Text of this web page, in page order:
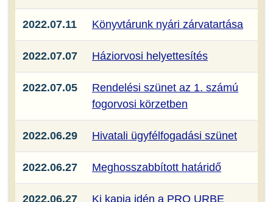
2022.07.11 Könyvtárunk nyári zárvatartása
2022.07.07 Háziorvosi helyettesítés
2022.07.05
Rendelési szünet az 1. számú
fogorvosi körzetben
2022.06.29 Hivatali ügyfélfogadási szünet
2022.06.27 Meghosszabbított határidő
2022.06.27
Ki kapja idén a PRO URBE